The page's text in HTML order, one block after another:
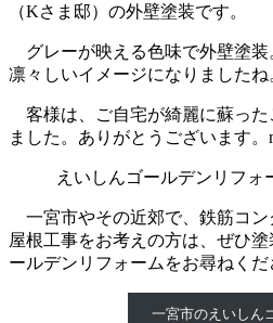
（Kさま邸）の外壁塗装です。
グレーが映える色味で外壁塗装
凛々しいイメージになりましたね
客様は、ご自宅が綺麗に蘇った
ました。ありがとうございます。
えいしんゴールデンリフ
一宮市やその近郊で、鉄筋コン
屋根工事をお考えの方は、ぜひ
ールデンリフォームをお尋ねくだ
一宮市のえいしん